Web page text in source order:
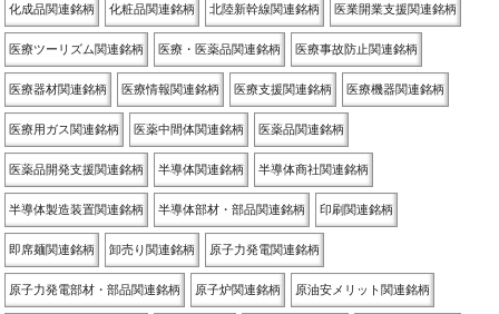
化成品関連銘柄 化粧品関連銘柄 北陸新幹線関連銘柄 医業開業支援関連銘柄
医療ツーリズム関連銘柄 医療・医薬品関連銘柄 医療事故防止関連銘柄
医療器材関連銘柄 医療情報関連銘柄 医療支援関連銘柄 医療機器関連銘柄
医療用ガス関連銘柄 医薬中間体関連銘柄 医薬品関連銘柄
医薬品開発支援関連銘柄 半導体関連銘柄 半導体商社関連銘柄
半導体製造装置関連銘柄 半導体部材・部品関連銘柄 印刷関連銘柄
即席麺関連銘柄 卸売り関連銘柄 原子力発電関連銘柄
原子力発電部材・部品関連銘柄 原子炉関連銘柄 原油安メリット関連銘柄